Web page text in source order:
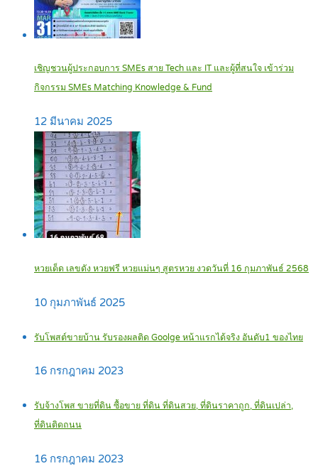
เชิญชวนผู้ประกอบการ SMEs สาย Tech และ IT และผู้ที่สนใจ เข้าร่วม
กิจกรรม SMEs Matching Knowledge & Fund
12 มีนาคม 2025
หวยเด็ด เลขดัง หวยฟรี หวยแม่นๆ สูตรหวย งวดวันที่ 16 กุมภาพันธ์ 2568
10 กุมภาพันธ์ 2025
รับโพสต์ขายบ้าน รับรองผลติด Goolge หน้าแรกได้จริง อันดับ1 ของไทย
16 กรกฎาคม 2023
รับจ้างโพส ขายที่ดิน ซื้อขาย ที่ดิน ที่ดินสวย, ที่ดินราคาถูก, ที่ดินเปล่า,
ที่ดินติดถนน
16 กรกฎาคม 2023